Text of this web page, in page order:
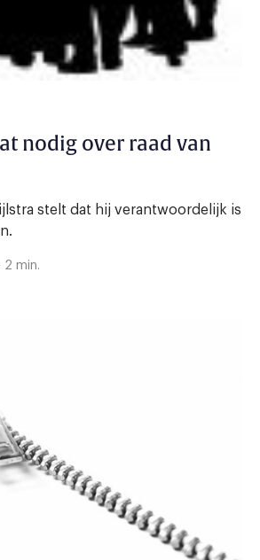
nodig over raad van
stelt dat hij verantwoordelijk is
2 min.